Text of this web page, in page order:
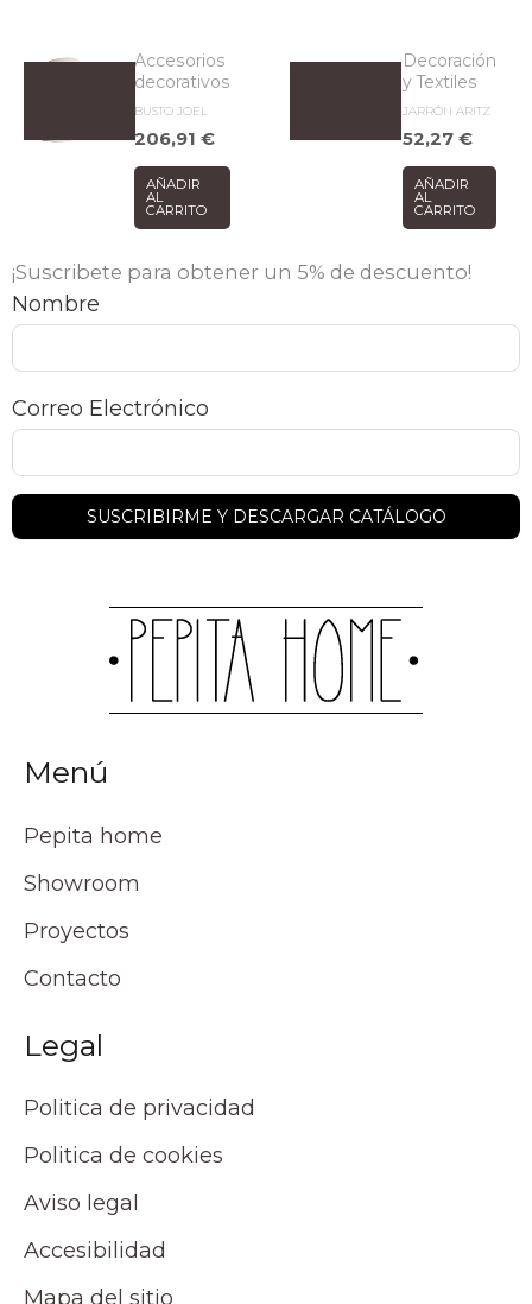
Accesorios
decorativos
BUSTO JOEL
206,91€
AÑADIR
AL
CARRITO
Decoración
y Textiles
JARRÓN ARITZ
52,27€
AÑADIR
AL
CARRITO
¡Suscribete para obtener un 5% de descuento!
Nombre
Correo Electrónico
Menú
Pepita home
Showroom
Proyectos
Contacto
Legal
Politica de privacidad
Politica de cookies
Aviso legal
Accesibilidad
Mapa del sitio